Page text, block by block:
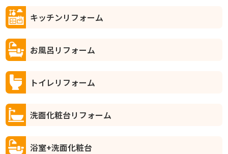
キッチンリフォーム
お風呂リフォーム
トイレリフォーム
洗面化粧台リフォーム
浴室+洗面化粧台